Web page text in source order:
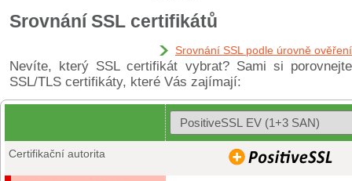
Srovnání SSL certifikátů
Srovnání SSL podle úrovně ověření
Nevíte, který SSL certifikát vybrat? Sami si porovnejte
SSL/TLS certifikáty, které Vás zajímají:
Certifikační autorita